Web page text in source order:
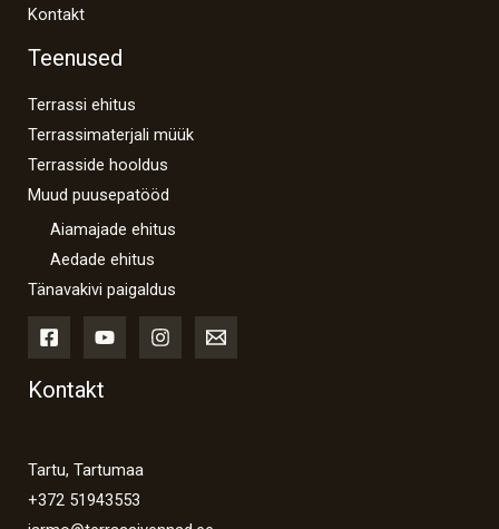
Kontakt
Teenused
Terrassi ehitus
Terrassimaterjali müük
Terrasside hooldus
Muud puusepatööd
Aiamajade ehitus
Aedade ehitus
Tänavakivi paigaldus
Kontakt
Tartu, Tartumaa
+372 51943553